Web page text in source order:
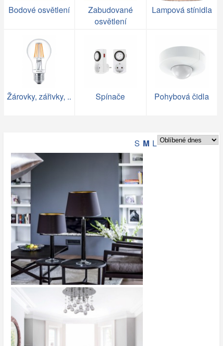
Bodové osvětlení
Zabudované
osvětlení
Lampová stínidla
Žárovky, zářivky, .. Spínače Pohybová čidla
S M L